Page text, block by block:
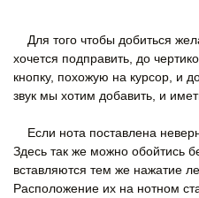
Для того чтобы добиться
хочется подправить, до
кнопку, похожую на курсор, и
звук мы хотим добавить, и
Если нота поставлена
Здесь так же можно обойтись
вставляются тем же нажатие
Расположение их на нотном